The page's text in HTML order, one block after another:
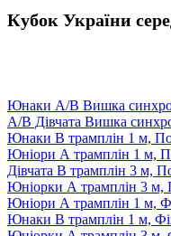
Кубок України
Юнаки А/В Вишка
А/В Дівчата Вишка
Юнаки В трамплін 1 м,
Юніори А трамплін 1 м,
Дівчата В трамплін 3 м,
Юніорки А трамплін 3 м,
Юніори А трамплін 1 м,
Юнаки В трамплін 1 м,